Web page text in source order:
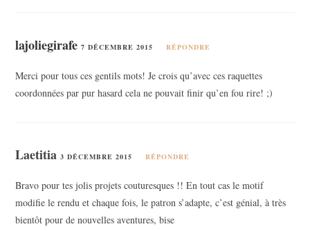
lajoliegirafe 7 DÉCEMBRE 2015 RÉPONDRE
Merci pour tous ces gentils mots! Je crois qu’avec ces raquettes
coordonnées par pur hasard cela ne pouvait finir qu’en fou rire! ;)
Laetitia3 DÉCEMBRE 2015 RÉPONDRE
Bravo pour tes jolis projets couturesques !! En tout cas le motif
modifie le rendu et chaque fois, le patron s’adapte, c’est génial, à très
bientôt pour de nouvelles aventures, bise